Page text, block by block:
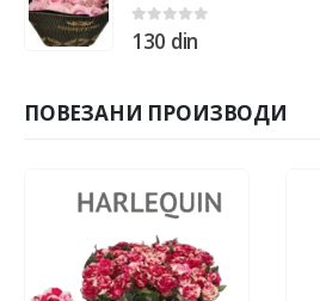
0 out of 5
130 din
ПОВЕЗАНИ ПРОИЗВОДИ